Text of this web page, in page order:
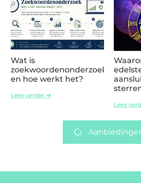
Wat is
zoekwoordenonderzoek
en hoe werkt het?
Lees verder ➜
Lees